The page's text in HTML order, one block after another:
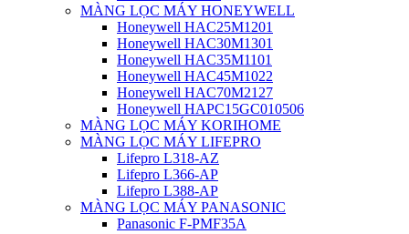
MÀNG LỌC MÁY HONEYWELL
Honeywell HAC25M1201
Honeywell HAC30M1301
Honeywell HAC35M1101
Honeywell HAC45M1022
Honeywell HAC70M2127
Honeywell HAPC15GC010506
MÀNG LỌC MÁY KORIHOME
MÀNG LỌC MÁY LIFEPRO
Lifepro L318-AZ
Lifepro L366-AP
Lifepro L388-AP
MÀNG LỌC MÁY PANASONIC
Panasonic F-PMF35A